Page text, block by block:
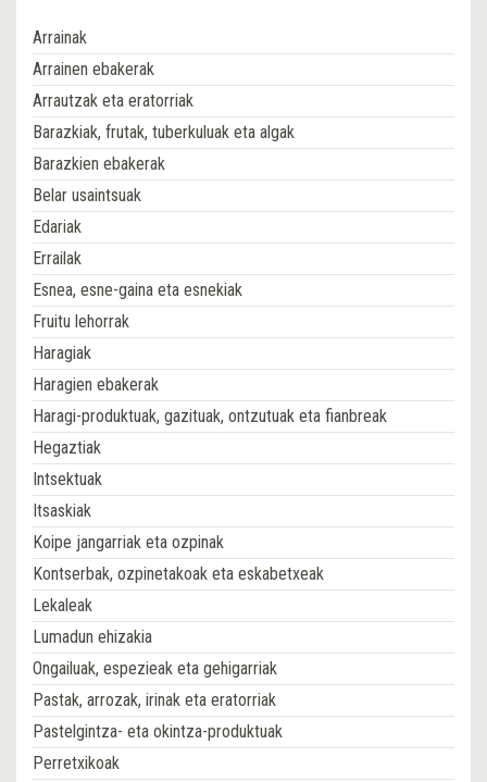
Arrainak
Arrainen ebakerak
Arrautzak eta eratorriak
Barazkiak, frutak, tuberkuluak eta algak
Barazkien ebakerak
Belar usaintsuak
Edariak
Errailak
Esnea, esne-gaina eta esnekiak
Fruitu lehorrak
Haragiak
Haragien ebakerak
Haragi-produktuak, gazituak, ontzutuak eta fianbreak
Hegaztiak
Intsektuak
Itsaskiak
Koipe jangarriak eta ozpinak
Kontserbak, ozpinetakoak eta eskabetxeak
Lekaleak
Lumadun ehizakia
Ongailuak, espezieak eta gehigarriak
Pastak, arrozak, irinak eta eratorriak
Pastelgintza- eta okintza-produktuak
Perretxikoak